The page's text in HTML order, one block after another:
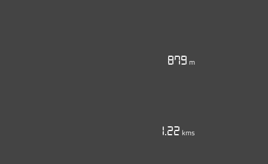
879 m
1.22 kms